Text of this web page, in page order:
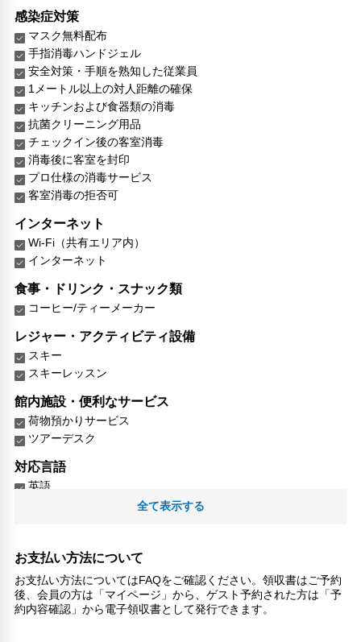
感染症対策
マスク無料配布
手指消毒ハンドジェル
安全対策・手順を熟知した従業員
1メートル以上の対人距離の確保
キッチンおよび食器類の消毒
抗菌クリーニング用品
チェックイン後の客室消毒
消毒後に客室を封印
プロ仕様の消毒サービス
客室消毒の拒否可
インターネット
Wi-Fi（共有エリア内）
インターネット
食事・ドリンク・スナック類
コーヒー/ティーメーカー
レジャー・アクティビティ設備
スキー
スキーレッスン
館内施設・便利なサービス
荷物預かりサービス
ツアーデスク
対応言語
英語
その他サービス
共用ラウンジ/TVエリア
トイレタリー
チェックイン/チェックアウト（プライベート）
全て表示する
お支払い方法について
お支払い方法についてはFAQをご確認ください。領収書はご予約
後、会員の方は「マイページ」から、ゲスト予約された方は「予
約内容確認」から電子領収書として発行できます。